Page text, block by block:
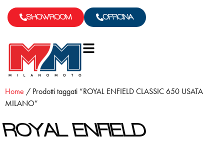
SHOWROOM OFFICINA
Home / Prodotti taggati “ROYAL ENFIELD CLASSIC 650 USATA
MILANO”
ROYAL ENFIELD